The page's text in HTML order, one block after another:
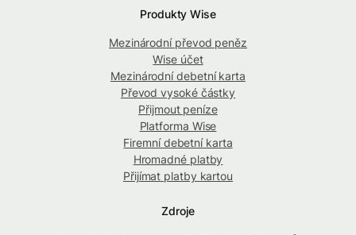
Produkty Wise
Mezinárodní převod peněz
Wise účet
Mezinárodní debetní karta
Převod vysoké částky
Přijmout peníze
Platforma Wise
Firemní debetní karta
Hromadné platby
Přijímat platby kartou
Zdroje